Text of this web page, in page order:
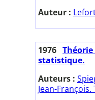
Auteur :
1976
statistique.
Auteurs :
Jean-François.